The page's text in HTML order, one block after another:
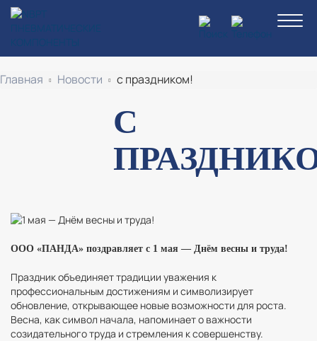
Перейти
Строка
Главная Новости с праздником!
С
ООО «ПАНДА» поздравляет с 1 мая — Днём весны и труда!
Праздник объединяет традиции уважения к
профессиональным достижениям и символизирует
обновление, открывающее новые возможности для роста.
Весна, как символ начала, напоминает о важности
созидательного труда и стремления к совершенству.